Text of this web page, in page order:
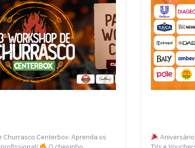
Churrasco Centerbox: Aprenda os